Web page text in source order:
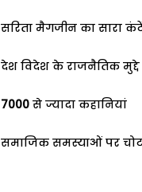
सरिता मैगजीन का सारा
देश विदेश के राजनैतिक मुद्दे
7000 से ज्यादा कहानियां
समाजिक समस्याओं पर